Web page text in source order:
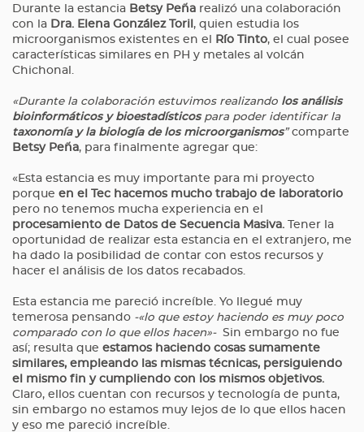
Durante la estancia Betsy Peña realizó una colaboración
con la Dra. Elena González Toril , quien estudia los
microorganismos existentes en el
Río Tinto, el cual posee
características similares en PH y metales al volcán
Chichonal.
«Durante la colaboración estuvimos realizando los análisis
bioinformáticos y bioestadísticospara poder identificar la
taxonomía y la biología de los microorganismos”comparte
Betsy Peña, para finalmente agregar que:
«Esta estancia es muy importante para mi proyecto
porque en el Tec hacemos mucho trabajo de laboratorio
pero no tenemos mucha experiencia en el
procesamiento de Datos de Secuencia Masiva. Tener la
oportunidad de realizar esta estancia en el extranjero, me
ha dado la posibilidad de contar con estos recursos y
hacer el análisis de los datos recabados.
Esta estancia me pareció increíble. Yo llegué muy
temerosa pensando -«lo que estoy haciendo es muy poco
comparado con lo que ellos hacen»-Sin embargo no fue
así; resulta que estamos haciendo cosas sumamente
similares, empleando las mismas técnicas, persiguiendo
el mismo fin y cumpliendo con los mismos objetivos.
Claro, ellos cuentan con recursos y tecnología de punta,
sin embargo no estamos muy lejos de lo que ellos hacen
y eso me pareció increíble.